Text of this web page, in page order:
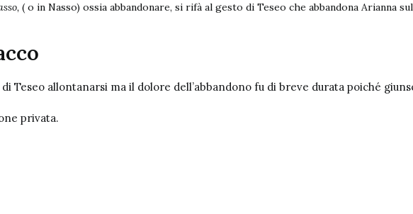
( o in Nasso) ossia abbandonare, si rifà al gesto di Teseo che abbandona Arianna
Teseo allontanarsi ma il dolore dell’abbandono fu di breve durata poiché
privata.